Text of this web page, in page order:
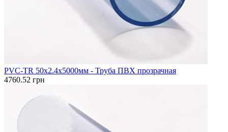
PVC-TR 50x2.4x5000мм - Труба ПВХ прозрачная
4760.52 грн